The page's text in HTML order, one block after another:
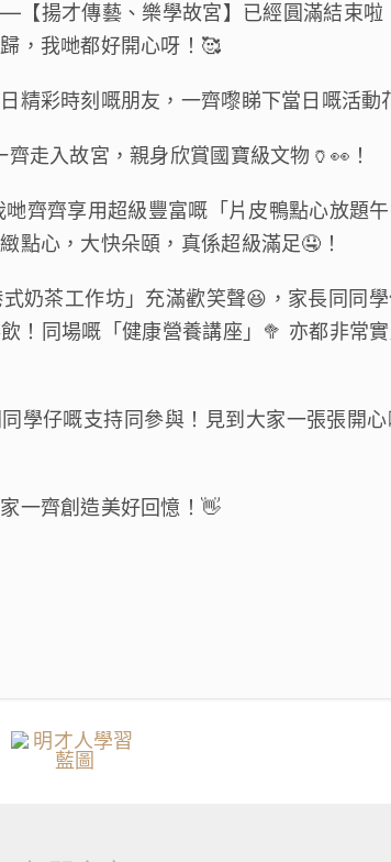
揚才傳藝、樂學故宮】已經圓滿結束啦
，我哋都好開心呀！🥰
精彩時刻嘅朋友，一齊嚟睇下當日嘅活動
走入故宮，親身欣賞國寶級文物🏺👀！
齊齊享用超級豐富嘅「片皮鴨點心放題
點心，大快朵頤，真係超級滿足🤤！
奶茶工作坊」充滿歡笑聲😆，家長同同
！同場嘅「健康營養講座」🥦 亦都非常
學仔嘅支持同參與！見到大家一張張開
一齊創造美好回憶！👋